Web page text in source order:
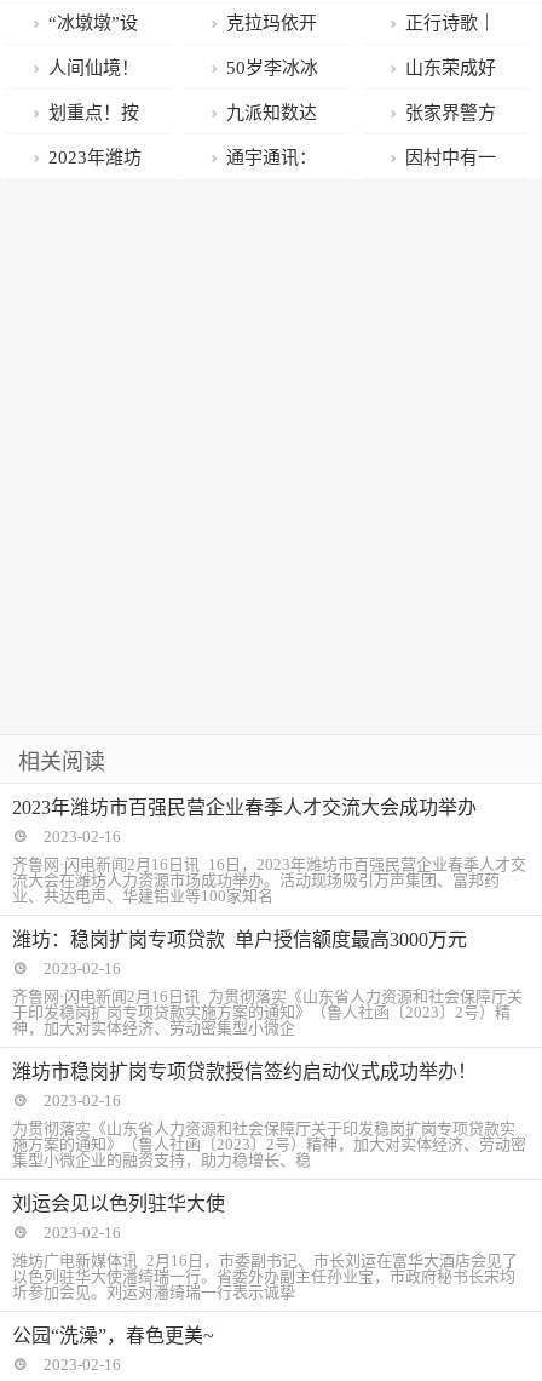
“冰墩墩”设
计总执行把脉
潍坊文创产
业：政府、企
克拉玛依开
展活动引导市
民理解和支持
无线电管理工
正行诗歌｜
你总是在桥头
沉默，如荒原
上风蚀的篱笆
人间仙境！
山东荣成
50岁李冰冰
日常食谱罕见
曝光：自律的
山东荣成好
运角旅游度假
区喜获“国家级
划重点！按
照中央一号文
九派知数达
理｜2023年春
张家界警方
通报女子被丈
2023年潍坊 通宇通讯： 因村中有一
相关阅读
2023年潍坊市百强民营企业春季人才交流大会成功举办
2023-02-16
齐鲁网·闪电新闻2月16日讯 16日，2023年潍坊市百强民营企业春季人才交
流大会在潍坊人力资源市场成功举办。活动现场吸引万声集团、富邦药
业、共达电声、华建铝业等100家知名
潍坊：稳岗扩岗专项贷款 单户授信额度最高3000万元
2023-02-16
齐鲁网·闪电新闻2月16日讯 为贯彻落实《山东省人力资源和社会保障厅关
于印发稳岗扩岗专项贷款实施方案的通知》（鲁人社函〔2023〕2号）精
神，加大对实体经济、劳动密集型小微企
潍坊市稳岗扩岗专项贷款授信签约启动仪式成功举办！
2023-02-16
为贯彻落实《山东省人力资源和社会保障厅关于印发稳岗扩岗专项贷款实
施方案的通知》（鲁人社函〔2023〕2号）精神，加大对实体经济、劳动密
集型小微企业的融资支持，助力稳增长、稳
刘运会见以色列驻华大使
2023-02-16
潍坊广电新媒体讯 2月16日，市委副书记、市长刘运在富华大酒店会见了
以色列驻华大使潘绮瑞一行。省委外办副主任孙业宝，市政府秘书长宋均
圻参加会见。刘运对潘绮瑞一行表示诚挚
公园“洗澡”，春色更美~
2023-02-16